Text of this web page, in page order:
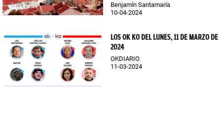
Benjamín Santamaría
10-04-2024
LOS OK KO DEL LUNES, 11 DE MARZO DE
2024
OKDIARIO
11-03-2024